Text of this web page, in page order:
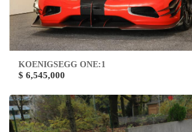
KOENIGSEGG ONE:1
$ 6,545,000